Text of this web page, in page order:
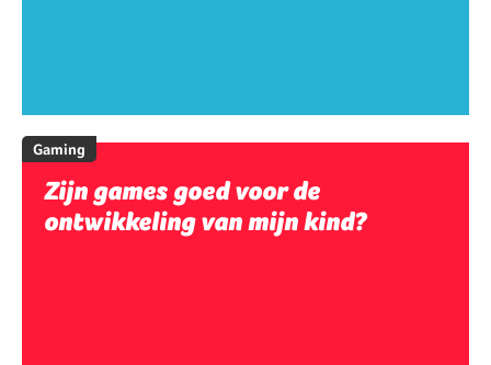
Gaming
Zijn games goed voor de
ontwikkeling van mijn kind?